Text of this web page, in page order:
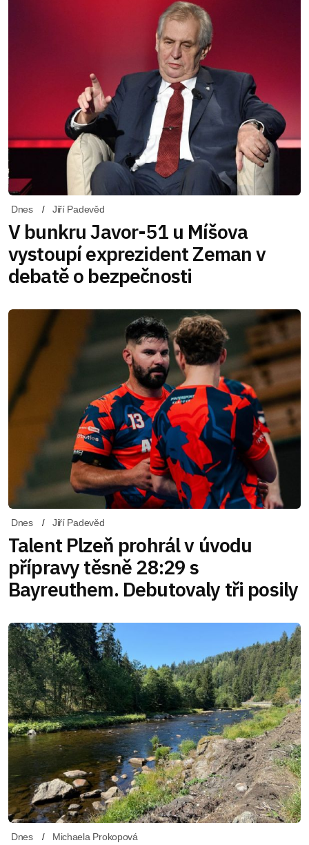
Dnes Jiří Padevěd
V bunkru Javor-51 u Míšova
vystoupí exprezident Zeman v
debatě o bezpečnosti
Dnes Jiří Padevěd
Talent Plzeň prohrál v úvodu
přípravy těsně 28:29 s
Bayreuthem. Debutovaly tři posily
Dnes Michaela Prokopová